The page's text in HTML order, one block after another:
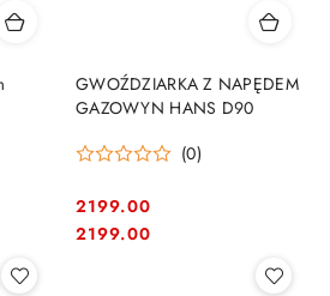
GWOŹDZIARKA Z NAPĘDEM
GAZOWYN HANS D90
(0)
Cena:
2199.00
Cena:
2199.00